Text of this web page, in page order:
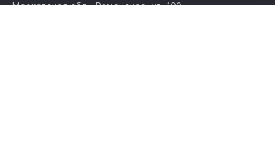
Московская обл., Раменское, ул. 100-